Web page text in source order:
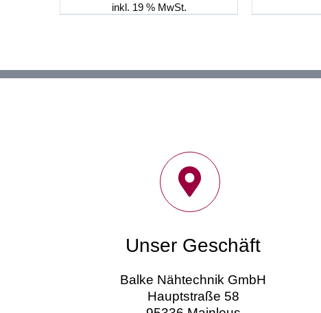
1.950,00 €
inkl. 19 % MwSt.
Unser Geschäft
Balke Nähtechnik GmbH
Hauptstraße 58